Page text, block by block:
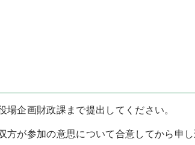
場企画財政課まで提出してください。
方が参加の意思について合意してから申し